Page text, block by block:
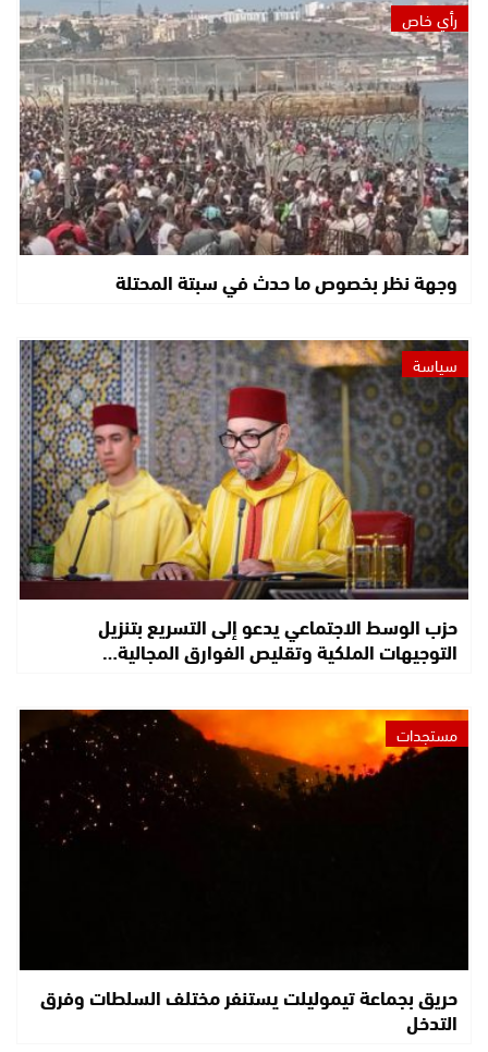
رأي خاص
وجهة نظر بخصوص ما حدث في سبتة المحتلة
سياسة
حزب الوسط الاجتماعي يدعو إلى التسريع بتنزيل
التوجيهات الملكية وتقليص الفوارق المجالية…
مستجدات
حريق بجماعة تيموليلت يستنفر مختلف السلطات وفرق
التدخل